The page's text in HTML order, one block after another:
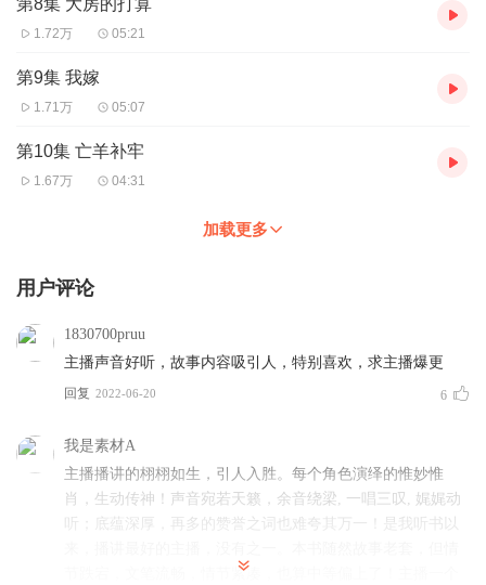
第8集 大房的打算
1.72万 05:21
第9集 我嫁
1.71万 05:07
第10集 亡羊补牢
1.67万 04:31
加载更多
用户评论
1830700pruu
主播声音好听，故事内容吸引人，特别喜欢，求主播爆更
回复 2022-06-20 6
我是素材A
主播播讲的栩栩如生，引人入胜。每个角色演绎的惟妙惟
肖，生动传神！声音宛若天籁，余音绕梁, 一唱三叹, 娓娓动
听；底蕴深厚，再多的赞誉之词也难夸其万一！是我听书以
节跌宕，文笔流畅，情节紧凑，也算中等偏上了！主播一个